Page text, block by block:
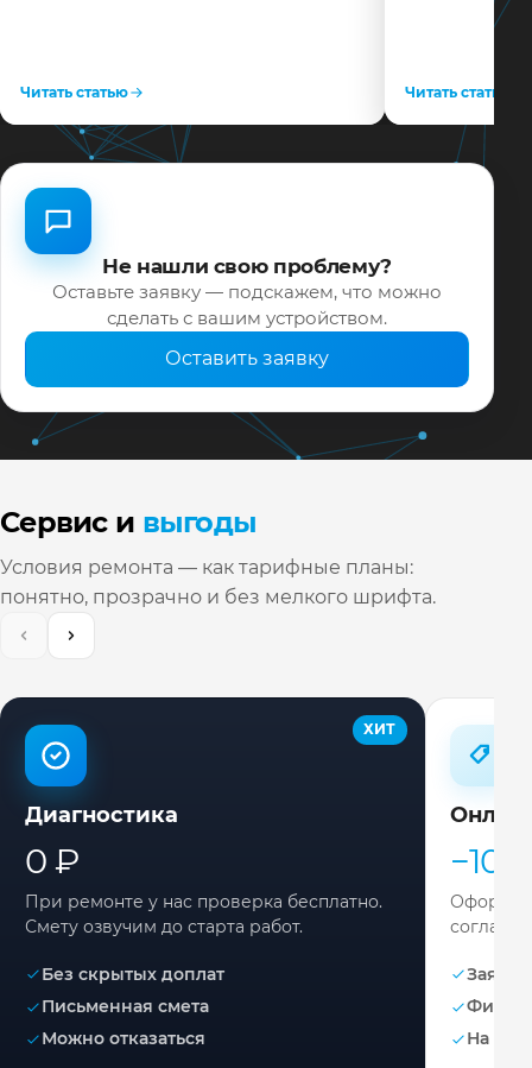
Читать статью Читать статью
Не нашли свою проблему?
Оставьте заявку — подскажем, что можно
сделать с вашим устройством.
Оставить заявку
Сервис и выгоды
Условия ремонта — как тарифные планы:
понятно, прозрачно и без мелкого шрифта.
ХИТ
Диагностика
0 ₽
При ремонте у нас проверка бесплатно.
Смету озвучим до старта работ.
Без скрытых доплат
Письменная смета
Можно отказаться
−10%
Заявка
На